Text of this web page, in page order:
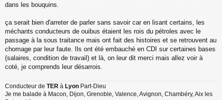
dans les bouquins.
ça serait bien d'arreter de parler sans savoir car en lisant certains, les
méchants conducteurs de ouibus étaient les rois du pétroles avec le
passage à la sous traitance mais ont fait des histoires et se retrouvent au
chomage par leur faute. Ils ont été embauché en CDI sur certaines bases
(salaires, condition de travail) et là, on leur dit merci mais allez voir à
coté, je comprends leur désarrois.
Conducteur de TER à Lyon Part-Dieu
Je me balade à Macon, Dijon, Grenoble, Valence, Avignon, Chambéry, Aix les